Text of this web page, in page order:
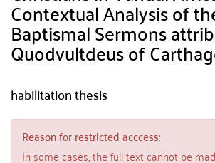
Contextual Analysis of
Baptismal Sermons
Quodvultdeus of
habilitation thesis
Reason for restricted acccess:
In some cases, the full text cannot be